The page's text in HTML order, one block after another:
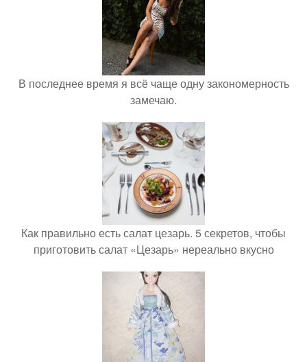
В последнее время я всё чаще одну закономерность
замечаю.
Как правильно есть салат цезарь. 5 секретов, чтобы
приготовить салат «Цезарь» нереально вкусно